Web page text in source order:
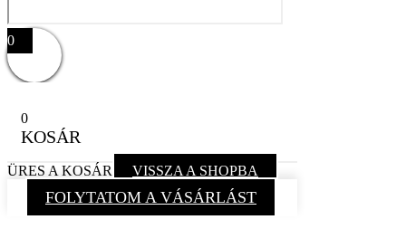
0
0
KOSÁR
ÜRES A KOSÁR VISSZA A SHOPBA
FOLYTATOM A VÁSÁRLÁST